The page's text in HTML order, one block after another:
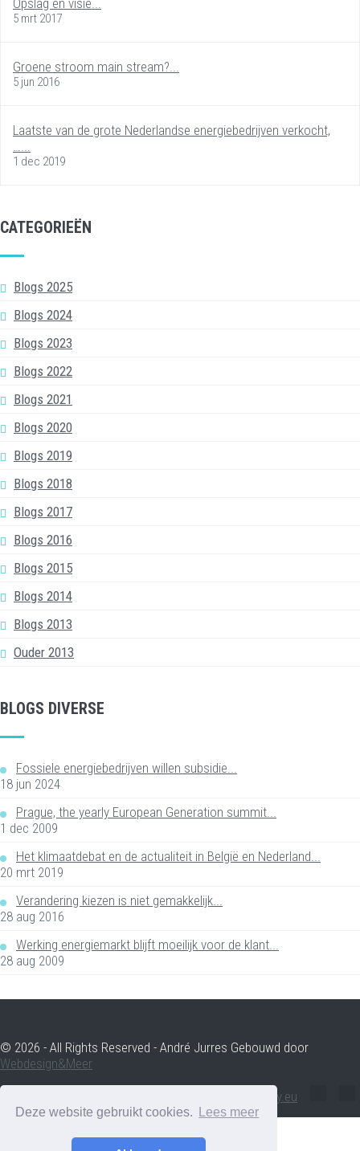
Deze website gebruikt cookies. Lees meer
5 mrt 2017
Groene stroom main stream?...
5 jun 2016
Laatste van de grote Nederlandse energiebedrijven verkocht,
1 dec 2019
CATEGORIEËN
Blogs 2025
Blogs 2024
Blogs 2023
Blogs 2022
Blogs 2021
Blogs 2020
Blogs 2019
Blogs 2018
Blogs 2017
Blogs 2016
Blogs 2015
Blogs 2014
Blogs 2013
Ouder 2013
BLOGS DIVERSE
Fossiele energiebedrijven willen subsidie...
18 jun 2024
Prague, the yearly European Generation summit...
1 dec 2009
Het klimaatdebat en de actualiteit in België en Nederland...
20 mrt 2019
Verandering kiezen is niet gemakkelijk...
28 aug 2016
Werking energiemarkt blijft moeilijk voor de klant...
28 aug 2009
© 2026 - All Rights Reserved - André Jurres Gebouwd door
Webdesign&Meer
andre.jurres@voltenergy.eu